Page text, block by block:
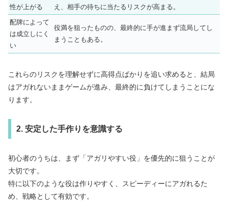
性が上がる
え、相手の待ちに当たるリスクが高まる。
配牌によって
は成立しにく
い
役満を狙ったものの、最終的に手が進まず流局してし
まうこともある。
これらのリスクを理解せずに高得点ばかりを追い求めると、結局
はアガれないままゲームが進み、最終的に負けてしまうことにな
ります。
2. 安定した手作りを意識する
初心者のうちは、まず「アガリやすい役」を優先的に狙うことが
大切です。
特に以下のような役は作りやすく、スピーディーにアガれるた
め、戦略として有効です。